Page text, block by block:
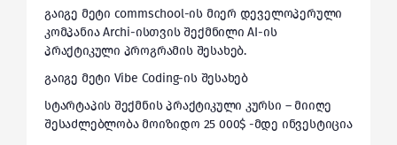
გაიგე მეტი commschool-ის მიერ დეველოპერული
კომპანია Archi-ისთვის შექმნილი AI-ის
პრაქტიკული პროგრამის შესახებ.
გაიგე მეტი Vibe Coding-ის შესახებ
სტარტაპის შექმნის პრაქტიკული კურსი – მიიღე
შესაძლებლობა მოიზიდო 25 000$ -მდე ინვესტიცია